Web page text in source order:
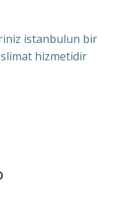
istanbulun bir
hizmetidir